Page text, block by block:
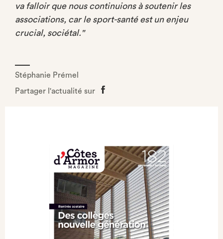
va falloir que nous continuions à soutenir les
associations, car le sport-santé est un enjeu
crucial, sociétal."
Stéphanie Prémel
Partager l'actualité sur
Partager